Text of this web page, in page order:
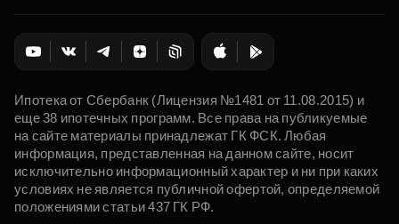
Ипотека от Сбербанк (Лицензия №1481 от 11.08.2015) и
еще 38 ипотечных программ. Все права на публикуемые
на сайте материалы принадлежат ГК ФСК. Любая
информация, представленная на данном сайте, носит
исключительно информационный характер и ни при каких
условиях не является публичной офертой, определяемой
положениями статьи 437 ГК РФ.